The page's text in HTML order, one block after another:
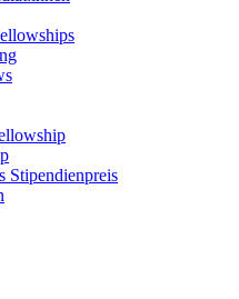
Stipendienpreis